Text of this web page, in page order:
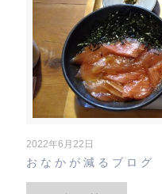
2022年6月22日
おなかが減るブロ